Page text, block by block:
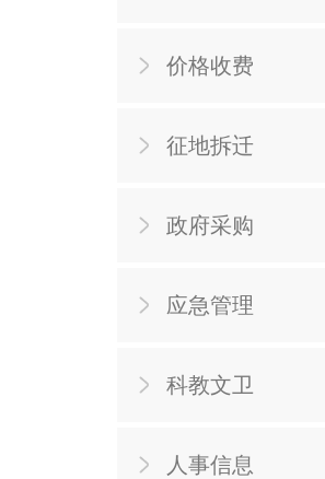
价格收费
征地拆迁
政府采购
应急管理
科教文卫
人事信息